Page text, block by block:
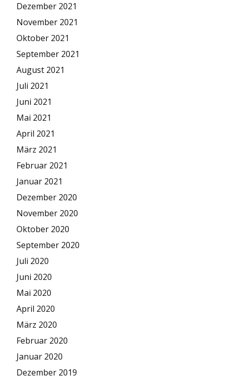
Dezember 2021
November 2021
Oktober 2021
September 2021
August 2021
Juli 2021
Juni 2021
Mai 2021
April 2021
März 2021
Februar 2021
Januar 2021
Dezember 2020
November 2020
Oktober 2020
September 2020
Juli 2020
Juni 2020
Mai 2020
April 2020
März 2020
Februar 2020
Januar 2020
Dezember 2019